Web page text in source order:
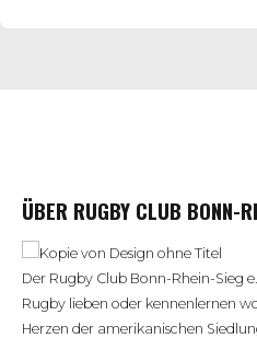
ÜBER RUGBY CLUB BONN-
Der Rugby Club Bonn-Rhein-Sieg
Rugby lieben oder kennenlernen
Herzen der amerikanischen